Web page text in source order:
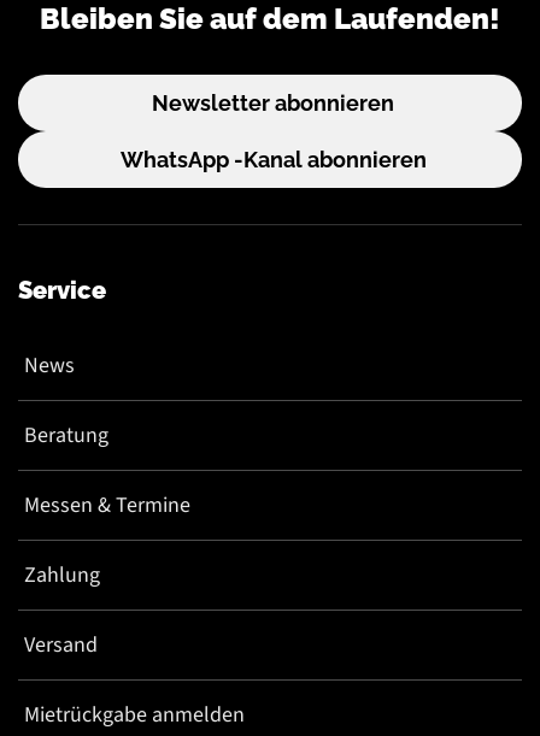
Bleiben Sie auf dem Laufenden!
Newsletter abonnieren
WhatsApp -Kanal abonnieren
Service
News
Beratung
Messen & Termine
Zahlung
Versand
Mietrückgabe anmelden